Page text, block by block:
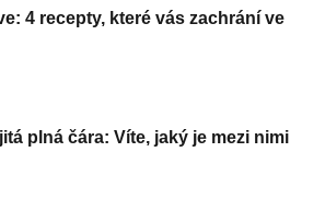
4 recepty, které vás zachrání ve
plná čára: Víte, jaký je mezi nimi